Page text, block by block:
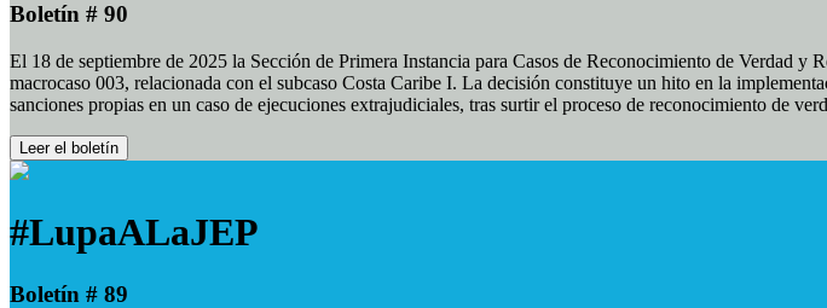
Boletín # 90
El 18 de septiembre de 2025 la Sección de Primera Instancia para Casos de Reconocimiento de Verdad
macrocaso 003, relacionada con el subcaso Costa Caribe I. La decisión constituye un hito en la
sanciones propias en un caso de ejecuciones extrajudiciales, tras surtir el proceso de reconocimiento de
Leer el boletín
#LupaALaJEP
Boletín # 89